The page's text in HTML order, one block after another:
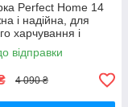
Perfect Home 14
і надійна, для
харчування і
на парі.
відправки
4 090 ₴